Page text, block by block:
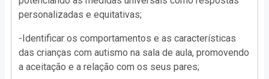
personalizadas e equitativas;
-Identificar os comportamentos e as características
das crianças com autismo na sala de aula, promovendo
a aceitação e a relação com os seus pares;